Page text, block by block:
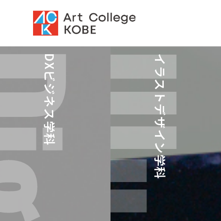
DXビジネス学科 イラストデザイン学科